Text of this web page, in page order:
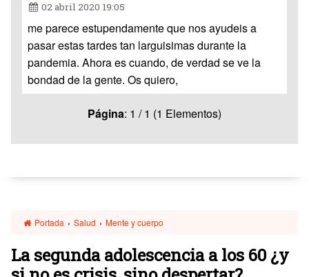
02 abril 2020 19:05
me parece estupendamente que nos ayudeis a
pasar estas tardes tan larguisimas durante la
pandemia. Ahora es cuando, de verdad se ve la
bondad de la gente. Os quiero,
Página: 1 / 1 (1 Elementos)
Portada › Salud › Mente y cuerpo
La segunda adolescencia a los 60 ¿y